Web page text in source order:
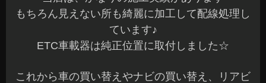
もちろん見えない所も綺麗に加工して配線処理し
ています♪
ETC車載器は純正位置に取付しました☆
これから車の買い替えやナビの買い替え、リアビ